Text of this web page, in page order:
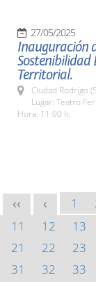
27/05/2025
Inauguración
Sostenibilidad
Territorial.
Ciudad Rodrigo
Lugar: Teatro
Hora: 11:00 h.
<< < 1
11
12 13
21
22 23
31
32 33